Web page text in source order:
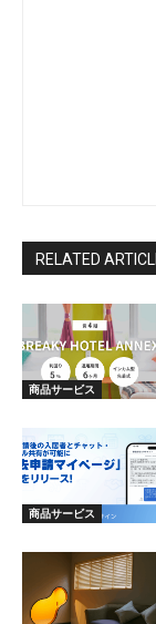
RELATED
商品サービス
商品サービス